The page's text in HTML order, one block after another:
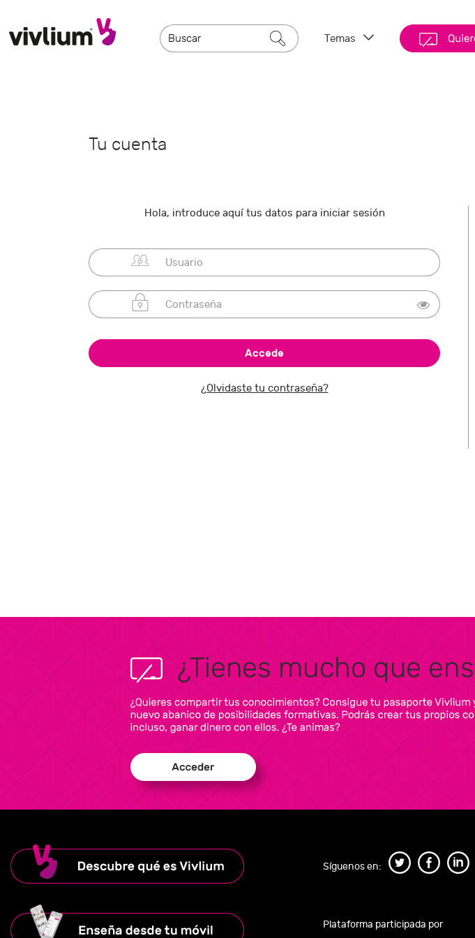
Temas
Tu cuenta
Hola, introduce aquí tus datos para iniciar sesión
¿Olvidaste tu contraseña?
Síguenos en:
Plataforma participada por